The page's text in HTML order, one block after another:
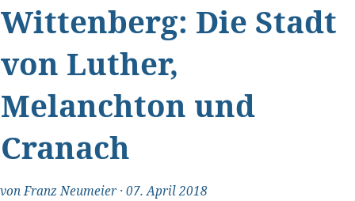
Wittenberg: Die Stadt
von Luther,
Melanchton und
Cranach
vonFranz Neumeier·07. April 2018